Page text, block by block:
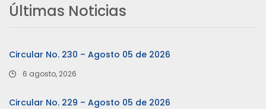
Últimas Noticias
Circular No. 230 – Agosto 05 de 2026
6 agosto, 2026
Circular No. 229 – Agosto 05 de 2026